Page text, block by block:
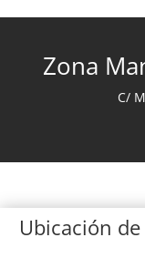
Zona
C/
Ubicación